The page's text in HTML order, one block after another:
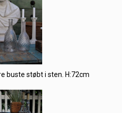
buste støbt i sten. H:72cm